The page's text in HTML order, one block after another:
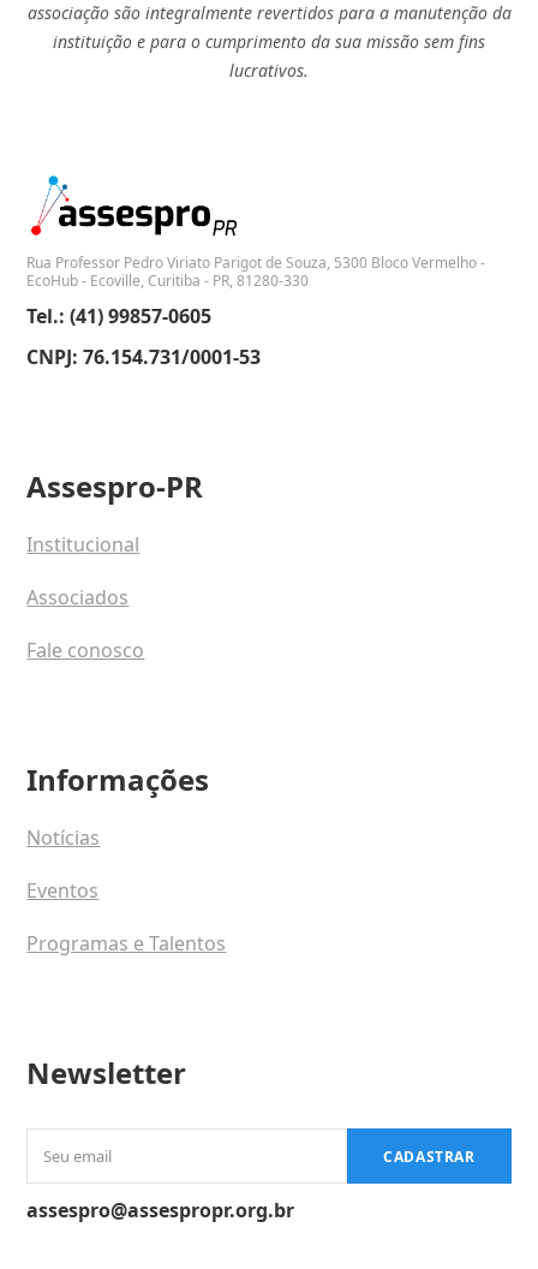
associação são integralmente revertidos para a manutenção da
instituição e para o cumprimento da sua missão sem fins
lucrativos.
Rua Professor Pedro Viriato Parigot de Souza, 5300 Bloco Vermelho -
EcoHub - Ecoville, Curitiba - PR, 81280-330
Tel.: (41) 99857-0605
CNPJ: 76.154.731/0001-53
Assespro-PR
Institucional
Associados
Fale conosco
Informações
Notícias
Eventos
Programas e Talentos
Newsletter
email
CADASTRAR
assespro@assespropr.org.br